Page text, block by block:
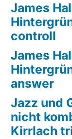
James
controll
James
answer
Jazz und
nicht
Kirrlach